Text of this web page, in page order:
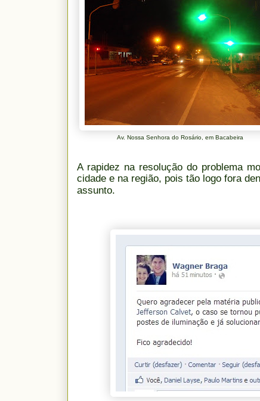
Av. Nossa Senhora do Rosário, em Bacabeira
A rapidez na resolução do problema
cidade e na região, pois tão logo fora
assunto.